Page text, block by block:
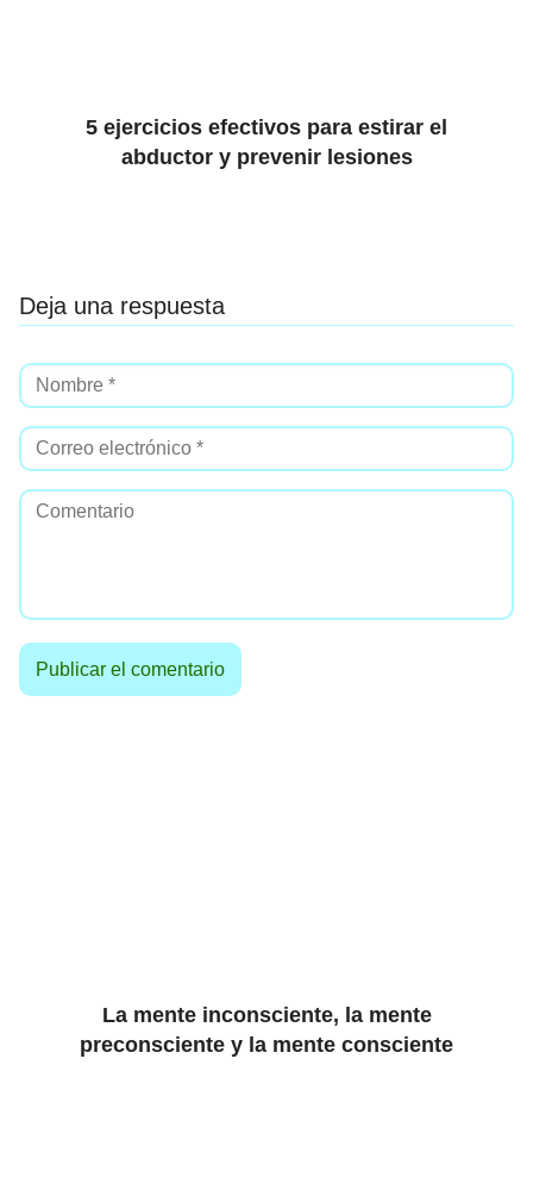
5 ejercicios efectivos para estirar el
abductor y prevenir lesiones
Deja una respuesta
La mente inconsciente, la mente
preconsciente y la mente consciente